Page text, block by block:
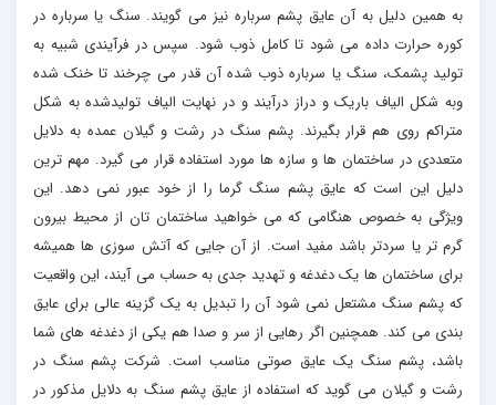
به همین دلیل به آن عایق پشم سرباره نیز می گویند. سنگ یا سرباره در
کوره حرارت داده می شود تا کامل ذوب شود. سپس در فرآیندی شبیه به
تولید پشمک، سنگ یا سرباره ذوب شده آن قدر می چرخند تا خنک شده
وبه شکل الیاف باریک و دراز درآیند و در نهایت الیاف تولیدشده به شکل
متراکم روی هم قرار بگیرند. پشم سنگ در رشت و گیلان عمده به دلایل
متعددی در ساختمان ها و سازه ها مورد استفاده قرار می گیرد. مهم ترین
دلیل این است که عایق پشم سنگ گرما را از خود عبور نمی دهد. این
ویژگی به خصوص هنگامی که می خواهید ساختمان تان از محیط بیرون
گرم تر یا سردتر باشد مفید است. از آن جایی که آتش سوزی ها همیشه
برای ساختمان ها یک دغدغه و تهدید جدی به حساب می آیند، این واقعیت
که پشم سنگ مشتعل نمی شود آن را تبدیل به یک گزینه عالی برای عایق
بندی می کند. همچنین اگر رهایی از سر و صدا هم یکی از دغدغه های شما
باشد، پشم سنگ یک عایق صوتی مناسب است. شرکت پشم سنگ در
رشت و گیلان می گوید که استفاده از عایق پشم سنگ به دلایل مذکور در